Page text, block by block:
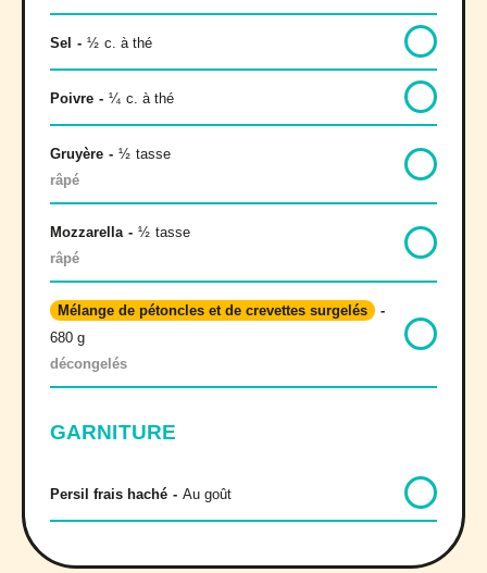
Sel - ½ c. à thé
Poivre - ¼ c. à thé
Gruyère - ½ tasse
râpé
Mozzarella - ½ tasse
râpé
Mélange de pétoncles et de crevettes surgelés
-
680 g
décongelés
GARNITURE
Persil frais haché - Au goût